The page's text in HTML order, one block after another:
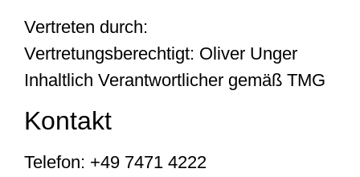
Vertreten durch:
Vertretungsberechtigt: Oliver Unger
Inhaltlich Verantwortlicher gemäß TMG
Kontakt
Telefon: +49 7471 4222